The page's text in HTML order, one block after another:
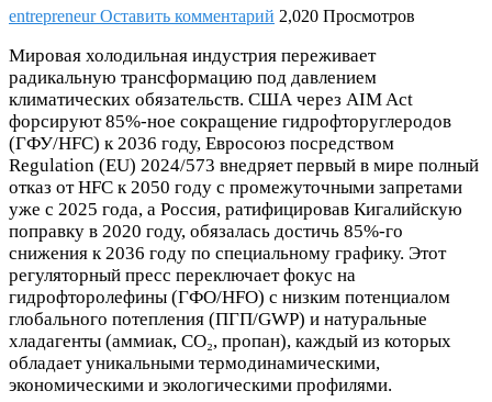
entrepreneurОставить комментарий 2,020 Просмотров
Мировая холодильная индустрия переживает
радикальную трансформацию под давлением
климатических обязательств. США через AIM Act
форсируют 85%-ное сокращение гидрофторуглеродов
(ГФУ/HFC) к 2036 году, Евросоюз посредством
Regulation (EU) 2024/573 внедряет первый в мире полный
отказ от HFC к 2050 году с промежуточными запретами
уже с 2025 года, а Россия, ратифицировав Кигалийскую
поправку в 2020 году, обязалась достичь 85%-го
снижения к 2036 году по специальному графику. Этот
регуляторный пресс переключает фокус на
гидрофторолефины (ГФО/HFO) с низким потенциалом
глобального потепления (ПГП/GWP) и натуральные
хладагенты (аммиак, CO₂, пропан), каждый из которых
обладает уникальными термодинамическими,
экономическими и экологическими профилями.